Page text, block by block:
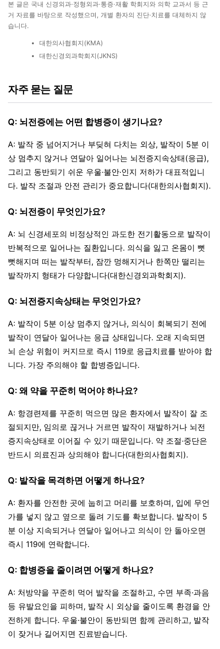
본 글은 국내 신경외과·정형외과·통증·재활 학회지와 의학 교과서 등 근
거 자료를 바탕으로 작성했으며, 개별 환자의 진단·치료를 대체하지 않
습니다.
대한의사협회지(KMA)
대한신경외과학회지(JKNS)
자주 묻는 질문
Q: 뇌전증에는 어떤 합병증이 생기나요?
A: 발작 중 넘어지거나 부딪혀 다치는 외상, 발작이 5분 이
상 멈추지 않거나 연달아 일어나는 뇌전증지속상태(응급),
그리고 동반되기 쉬운 우울·불안·인지 저하가 대표적입니
다. 발작 조절과 안전 관리가 중요합니다(대한의사협회지).
Q: 뇌전증이 무엇인가요?
A: 뇌 신경세포의 비정상적인 과도한 전기활동으로 발작이
반복적으로 일어나는 질환입니다. 의식을 잃고 온몸이 뻣
뻣해지며 떠는 발작부터, 잠깐 멍해지거나 한쪽만 떨리는
발작까지 형태가 다양합니다(대한신경외과학회지).
Q: 뇌전증지속상태는 무엇인가요?
A: 발작이 5분 이상 멈추지 않거나, 의식이 회복되기 전에
발작이 연달아 일어나는 응급 상태입니다. 오래 지속되면
뇌 손상 위험이 커지므로 즉시 119로 응급치료를 받아야 합
니다. 가장 주의해야 할 합병증입니다.
Q: 왜 약을 꾸준히 먹어야 하나요?
A: 항경련제를 꾸준히 먹으면 많은 환자에서 발작이 잘 조
절되지만, 임의로 끊거나 거르면 발작이 재발하거나 뇌전
증지속상태로 이어질 수 있기 때문입니다. 약 조절·중단은
반드시 의료진과 상의해야 합니다(대한의사협회지).
Q: 발작을 목격하면 어떻게 하나요?
A: 환자를 안전한 곳에 눕히고 머리를 보호하며, 입에 무언
가를 넣지 않고 옆으로 돌려 기도를 확보합니다. 발작이 5
분 이상 지속되거나 연달아 일어나고 의식이 안 돌아오면
즉시 119에 연락합니다.
Q: 합병증을 줄이려면 어떻게 하나요?
A: 처방약을 꾸준히 먹어 발작을 조절하고, 수면 부족·과음
등 유발요인을 피하며, 발작 시 외상을 줄이도록 환경을 안
전하게 합니다. 우울·불안이 동반되면 함께 관리하고, 발작
이 잦거나 길어지면 진료받습니다.